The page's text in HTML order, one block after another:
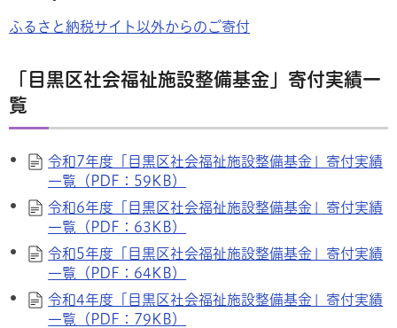
ふるさと納税サイト以外からのご寄付
「目黒区社会福祉施設整備基金」寄付実績一
覧
令和7年度「目黒区社会福祉施設整備基金」寄付実績
一覧（PDF：59KB）
令和6年度「目黒区社会福祉施設整備基金」寄付実績
一覧（PDF：63KB）
令和5年度「目黒区社会福祉施設整備基金」寄付実績
一覧（PDF：64KB）
令和4年度「目黒区社会福祉施設整備基金」寄付実績
一覧（PDF：79KB）